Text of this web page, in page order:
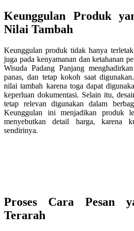
Keunggulan Produk
Nilai Tambah
Keunggulan produk tidak hanya
juga pada kenyamanan dan ketahanan
Wisuda Padang Panjang
panas, dan tetap kokoh saat
nilai tambah karena toga dapat
keperluan dokumentasi. Selain itu,
tetap relevan digunakan dalam
Keunggulan ini menjadikan produk
menyebutkan detail harga, karena
sendirinya.
Proses Cara Pesan
Terarah